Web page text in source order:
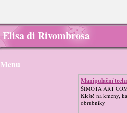
Elisa di Rivombrosa
Menu
Manipulační
ŠIMOTA ART
Kleště na kmeny,
obrubníky